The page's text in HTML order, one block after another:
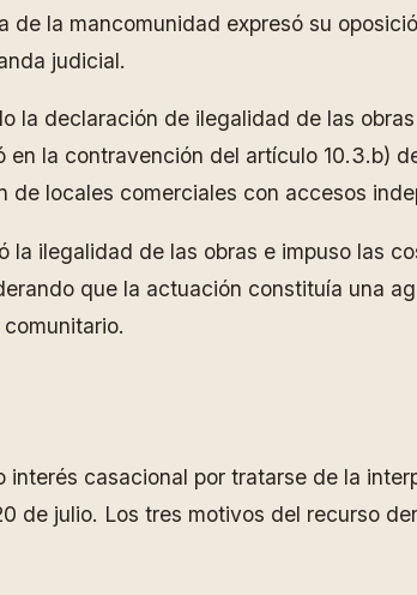
la mancomunidad expresó su
judicial.
la declaración de ilegalidad de las
la contravención del artículo 10.3.b)
locales comerciales con accesos
ilegalidad de las obras e impuso las
que la actuación constituía una
casacional por tratarse de la
de julio. Los tres motivos del recurso